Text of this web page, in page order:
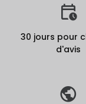
30 jours pour
d'avis